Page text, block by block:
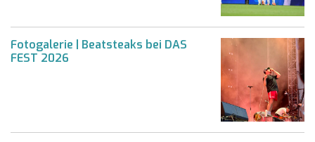
Fotogalerie | Beatsteaks bei DAS
FEST 2026